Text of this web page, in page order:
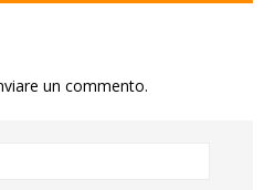
un commento.